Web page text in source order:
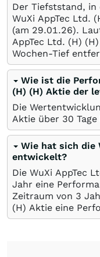
Der Tiefststand,
WuXi AppTec Ltd.
(am 29.01.26).
AppTec Ltd. (H)
Wochen-Tief
Wie ist die
(H) (H) Aktie der
Die
Aktie über 30
Wie hat sich die
entwickelt?
Die WuXi AppTec
Jahr eine
Zeitraum von 3
(H) Aktie eine